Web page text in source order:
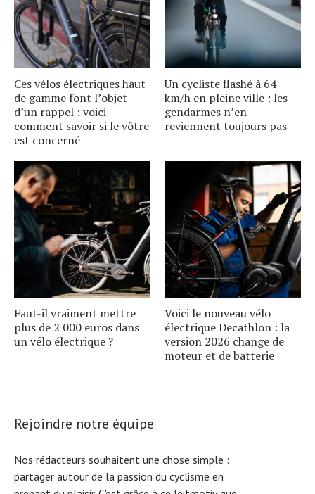
Ces vélos électriques haut
de gamme font lʼobjet
dʼun rappel : voici
comment savoir si le vôtre
est concerné
Un cycliste flashé à 64
km/h en pleine ville : les
gendarmes nʼen
reviennent toujours pas
Faut-il vraiment mettre
plus de 2 000 euros dans
un vélo électrique ?
Voici le nouveau vélo
électrique Decathlon : la
version 2026 change de
moteur et de batterie
Rejoindre notre équipe
Nos rédacteurs souhaitent une chose simple :
partager autour de la passion du cyclisme en